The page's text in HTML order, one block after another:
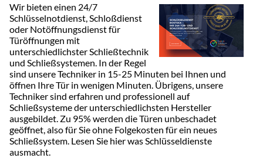
Wir bieten einen 24/7
Schlüsselnotdienst, Schloßdienst
oder Notöffnungsdienst für
Türöffnungen mit
unterschiedlichster Schließtechnik
und Schließsystemen. In der Regel
sind unsere Techniker in 15-25 Minuten bei Ihnen und
öffnen Ihre Tür in wenigen Minuten. Übrigens, unsere
Techniker sind erfahren und professionell auf
Schließsysteme der unterschiedlichsten Hersteller
ausgebildet. Zu 95% werden die Türen unbeschadet
geöffnet, also für Sie ohne Folgekosten für ein neues
Schließsystem. Lesen Sie hier was Schlüsseldienste
ausmacht.